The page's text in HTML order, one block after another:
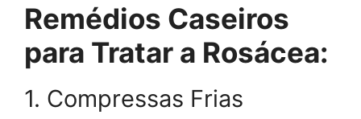
Remédios Caseiros
para Tratar a Rosácea:
1. Compressas Frias